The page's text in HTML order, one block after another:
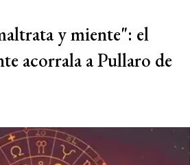
y miente": el
acorrala a Pullaro de